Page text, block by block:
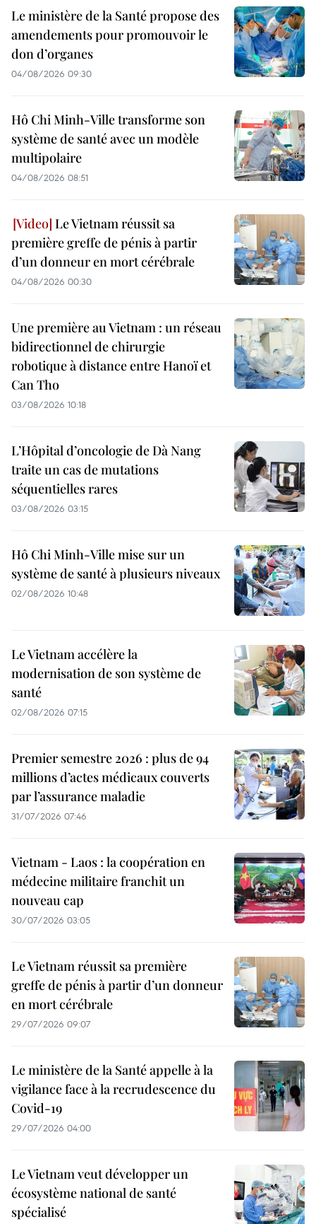
Le ministère de la Santé propose des
amendements pour promouvoir le
don d’organes
04/08/2026 09:30
Hô Chi Minh-Ville transforme son
système de santé avec un modèle
multipolaire
04/08/2026 08:51
Le Vietnam réussit sa
première greffe de pénis à partir
d’un donneur en mort cérébrale
04/08/2026 00:30
Une première au Vietnam : un réseau
bidirectionnel de chirurgie
robotique à distance entre Hanoï et
Can Tho
03/08/2026 10:18
L’Hôpital d’oncologie de Dà Nang
traite un cas de mutations
séquentielles rares
03/08/2026 03:15
Hô Chi Minh-Ville mise sur un
système de santé à plusieurs niveaux
02/08/2026 10:48
Le Vietnam accélère la
modernisation de son système de
santé
02/08/2026 07:15
Premier semestre 2026 : plus de 94
millions d’actes médicaux couverts
par l’assurance maladie
31/07/2026 07:46
Vietnam - Laos : la coopération en
médecine militaire franchit un
nouveau cap
30/07/2026 03:05
Le Vietnam réussit sa première
greffe de pénis à partir d’un donneur
en mort cérébrale
29/07/2026 09:07
Le ministère de la Santé appelle à la
vigilance face à la recrudescence du
Covid-19
29/07/2026 04:00
Le Vietnam veut développer un
écosystème national de santé
spécialisé